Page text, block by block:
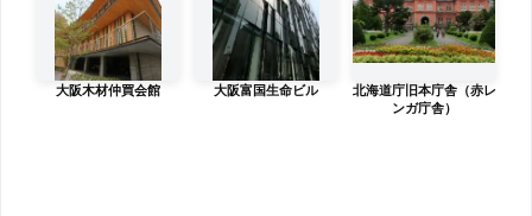
大阪木材仲買会館 大阪富国生命ビル
北海道庁旧本庁舎（赤レ
ンガ庁舎）